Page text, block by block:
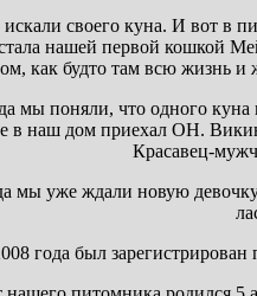
своего куна. И вот в
нашей первой кошкой
как будто там всю жизнь и
мы поняли, что одного
в наш дом приехал ОН.
Красавец-
мы уже ждали новую
года был